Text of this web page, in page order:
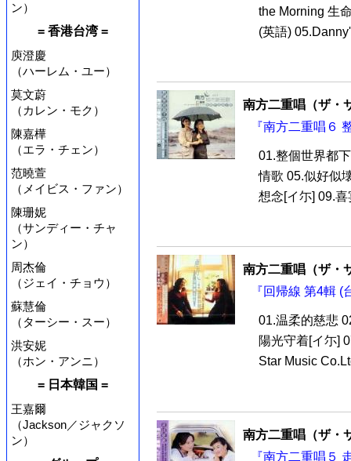
ン）
= 香港台湾 =
庾澄慶
（ハーレム・ユー）
莫文蔚
（カレン・モク）
陳嘉樺
（エラ・チェン）
范曉萱
（メイビス・ファン）
陳珊妮
（サンディー・チャ
ン）
周杰倫
（ジェイ・チョウ）
蘇慧倫
（ターシー・スー）
洪安妮
（ホン・アンニ）
= 日本韓国 =
王嘉爾
（Jackson／ジャクソ
ン）
the Morning 生
(英語)
南方二重唱（ザ・
『南方二重唱６
01.整個世界都
情歌 05.似好似
想念[イ尓] 09.喜
南方二重唱（ザ・
『回帰線 第4輯
01.温柔的慈悲
陽光守着[イ尓]
Star Music
南方二重唱（ザ・
『南方二重唱５